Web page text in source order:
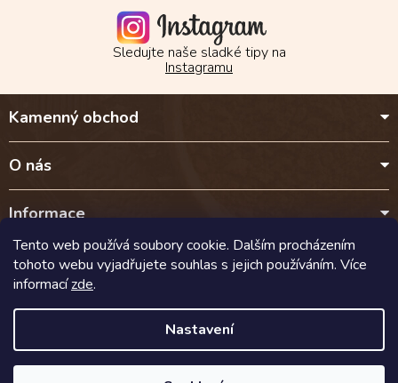
Tento web používá soubory cookie. Dalším procházením
tohoto webu vyjadřujete souhlas s jejich používáním. Více
informacízde.
Nastavení
Sledujte naše sladké tipy na
Instagramu
p
Kamenný obchod
O nás
Informace
Kontakt
Doprava a platba
Copyright 2026Cokoladalyra.cz. Všechna práva vyhrazena.